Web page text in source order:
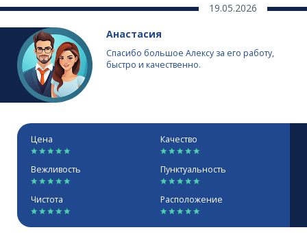
19.05.2026
Анастасия
Спасибо большое Алексу за его работу,
быстро и качественно.
Цена Качество
Вежливость Пунктуальность
Чистота Расположение